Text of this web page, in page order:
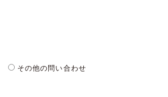
その他の問い合わせ